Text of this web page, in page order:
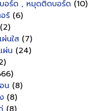
อร์ด , หมุดติดบอร์ด (10)
ร์ (6)
(2)
นใส (7)
ผ่น (24)
น (8)
(8)